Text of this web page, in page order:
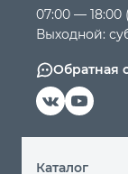
07:00 — 18:00
Выходной:
Обратная
Каталог